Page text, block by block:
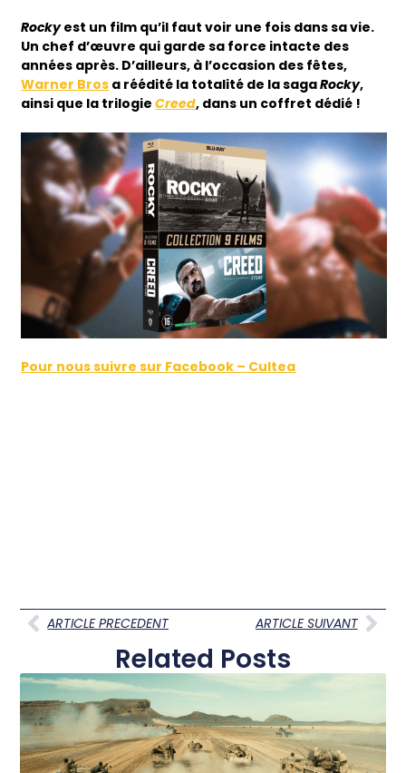
Rockyest un film qu’il faut voir une fois dans sa vie.
Un chef d’œuvre qui garde sa force intacte des
années après. D’ailleurs, à l’occasion des fêtes,
Warner Bros a réédité la totalité de la sagaRocky,
ainsi que la trilogieCreed, dans un coffret dédié !
Pour nous suivre sur Facebook – Cultea
ARTICLE PRECEDENT ARTICLE SUIVANT
Related Posts